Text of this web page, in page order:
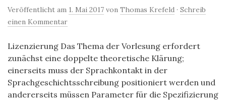
Veröffentlicht am 1. Mai 2017 von Thomas Krefeld · Schreib
einen Kommentar
Lizenzierung Das Thema der Vorlesung erfordert
zunächst eine doppelte theoretische Klärung;
einerseits muss der Sprachkontakt in der
Sprachgeschichtsschreibung positioniert werden und
andererseits müssen Parameter für die Spezifizierung